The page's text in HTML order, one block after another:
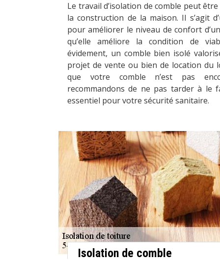
Le travail d’isolation de comble peut
la construction de la maison. Il s’agit
pour améliorer le niveau de confort
qu’elle améliore la condition de
évidement, un comble bien isolé
projet de vente ou bien de location du
que votre comble n’est pas
recommandons de ne pas tarder à le
essentiel pour votre sécurité sanitaire.
Isolation de comble